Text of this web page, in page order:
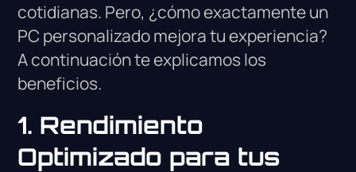
cotidianas. Pero, ¿cómo exactamente un
PC personalizado mejora tu experiencia?
A continuación te explicamos los
beneficios.
1. Rendimiento
Optimizado para tus